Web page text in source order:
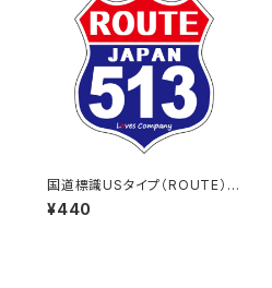
国道標識USタイプ（ROUTE）ス
テッカー 513号線
¥440